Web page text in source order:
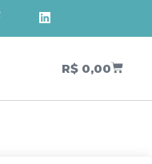
R$0,00